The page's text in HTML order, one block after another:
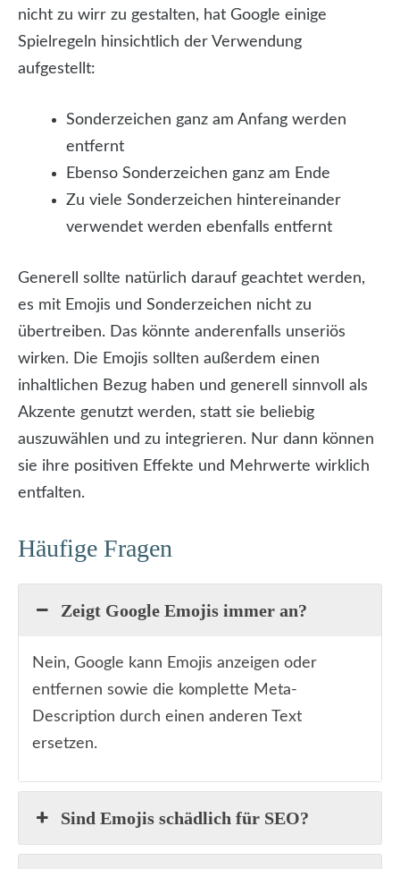
nicht zu wirr zu gestalten, hat Google einige
Spielregeln hinsichtlich der Verwendung
aufgestellt:
Sonderzeichen ganz am Anfang werden
entfernt
Ebenso Sonderzeichen ganz am Ende
Zu viele Sonderzeichen hintereinander
verwendet werden ebenfalls entfernt
Generell sollte natürlich darauf geachtet werden,
es mit Emojis und Sonderzeichen nicht zu
übertreiben. Das könnte anderenfalls unseriös
wirken. Die Emojis sollten außerdem einen
inhaltlichen Bezug haben und generell sinnvoll als
Akzente genutzt werden, statt sie beliebig
auszuwählen und zu integrieren. Nur dann können
sie ihre positiven Effekte und Mehrwerte wirklich
entfalten.
Häufige Fragen
Zeigt Google Emojis immer an?
Nein, Google kann Emojis anzeigen oder
entfernen sowie die komplette Meta-
Description durch einen anderen Text
ersetzen.
Sind Emojis schädlich für SEO?